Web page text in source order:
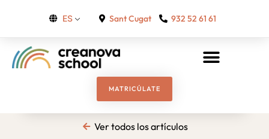
ES Sant Cugat 932 52 61 61
MATRICÚLATE
Ver todos los artículos